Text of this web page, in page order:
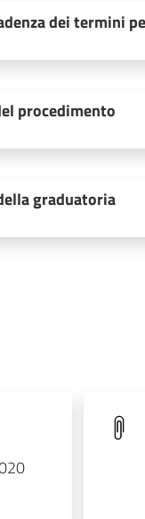
dei termini
procedimento
graduatoria